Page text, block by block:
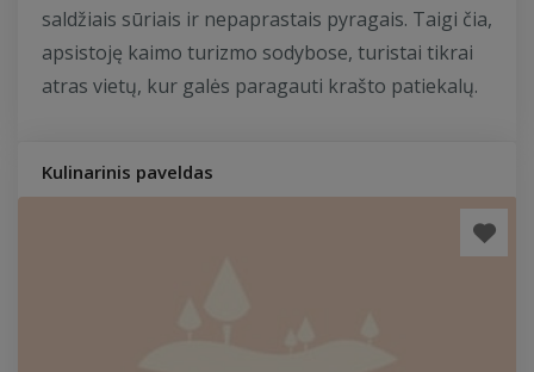
saldžiais sūriais ir nepaprastais pyragais. Taigi čia,
apsistoję kaimo turizmo sodybose, turistai tikrai
atras vietų, kur galės paragauti krašto patiekalų.
Kulinarinis paveldas